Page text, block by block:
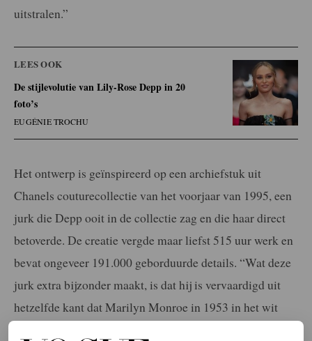
uitstralen.”
LEES OOK
De stijlevolutie van Lily-Rose Depp in 20
foto’s
EUGÉNIE TROCHU
Het ontwerp is geïnspireerd op een archiefstuk uit
Chanels couturecollectie van het voorjaar van 1995, een
jurk die Depp ooit in de collectie zag en die haar direct
betoverde. De creatie vergde maar liefst 515 uur werk en
bevat ongeveer 191.000 geborduurde details. “Wat deze
jurk extra bijzonder maakt, is dat hij is vervaardigd uit
hetzelfde kant dat Marilyn Monroe in 1953 in het wit